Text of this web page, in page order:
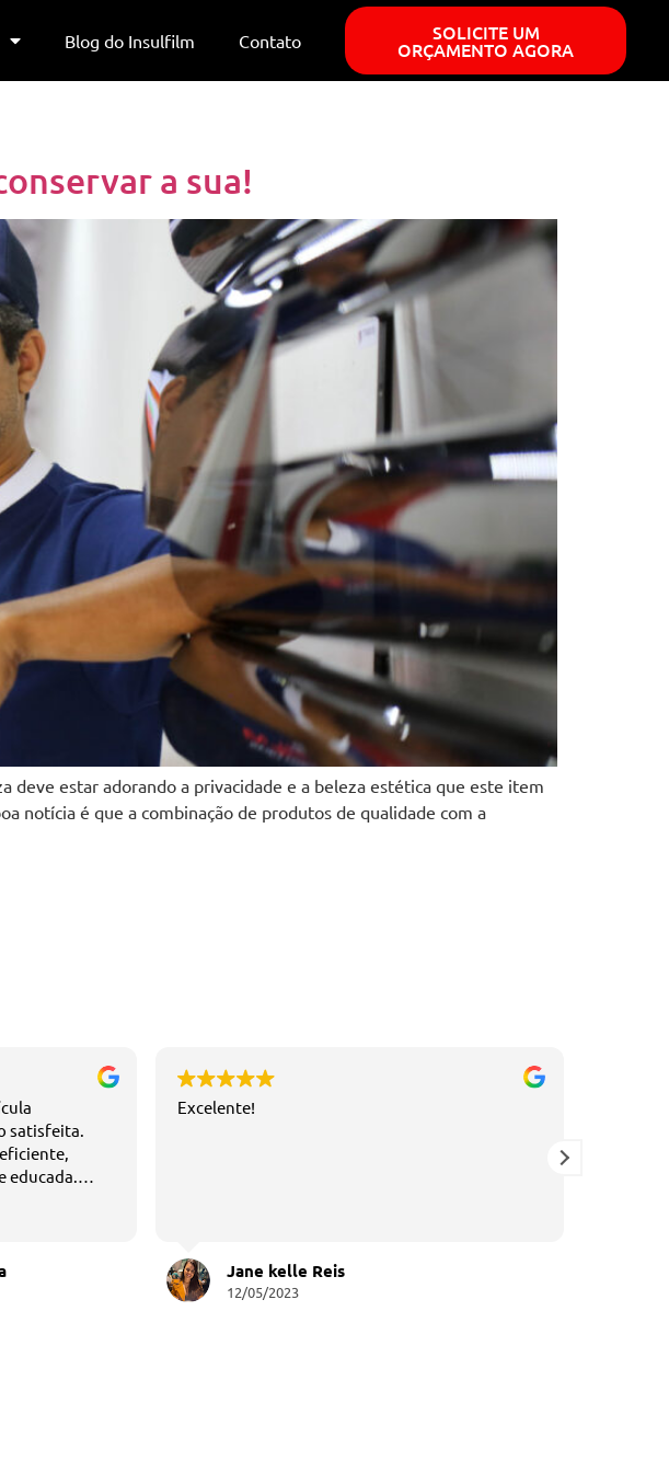
Blog do Insulfilm Contato SOLICITE UM
ORÇAMENTO AGORA
a sua!
deve estar adorando a privacidade e a beleza estética que este item
notícia é que a combinação de produtos de qualidade com a
satisfeita.
educada.
Excelente!
Jane kelle Reis
12/05/2023